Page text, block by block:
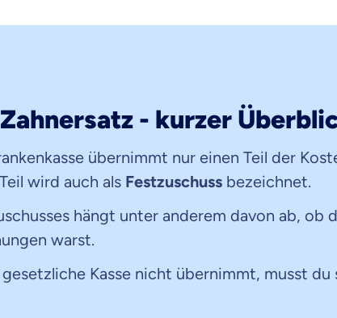
- kurzer
übernimmt nur einen Teil der
wird auch als Festzuschuss bezeichnet.
hängt unter anderem davon ab, ob
warst.
Kasse nicht übernimmt, musst du